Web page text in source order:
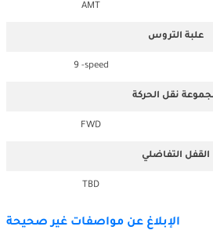
AMT
علبة التروس
9 -speed
نقل الحركة
FWD
القفل التفاضلي
TBD
الإبلاغ عن مواصفات غير صحيحة